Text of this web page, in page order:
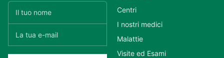
Centri
I nostri medici
Malattie
Visite ed Esami